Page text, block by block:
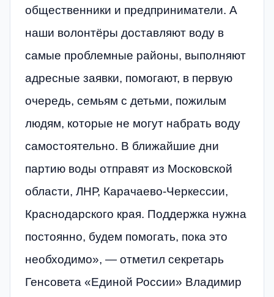
общественники и предприниматели. А
наши волонтёры доставляют воду в
самые проблемные районы, выполняют
адресные заявки, помогают, в первую
очередь, семьям с детьми, пожилым
людям, которые не могут набрать воду
самостоятельно. В ближайшие дни
партию воды отправят из Московской
области, ЛНР, Карачаево-Черкессии,
Краснодарского края. Поддержка нужна
постоянно, будем помогать, пока это
необходимо», — отметил секретарь
Генсовета «Единой России» Владимир